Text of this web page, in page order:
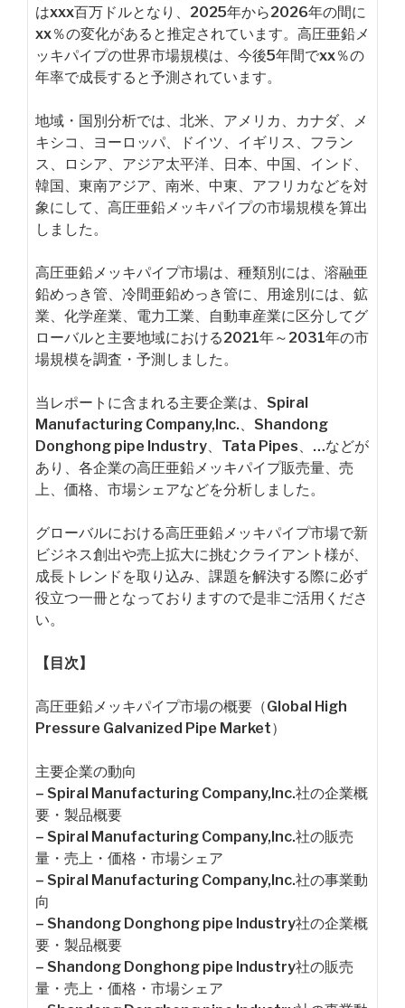
はxxx百万ドルとなり、2025年から2026年の間に
xx％の変化があると推定されています。高圧亜鉛メ
ッキパイプの世界市場規模は、今後5年間でxx％の
年率で成長すると予測されています。
地域・国別分析では、北米、アメリカ、カナダ、メ
キシコ、ヨーロッパ、ドイツ、イギリス、フラン
ス、ロシア、アジア太平洋、日本、中国、インド、
韓国、東南アジア、南米、中東、アフリカなどを対
象にして、高圧亜鉛メッキパイプの市場規模を算出
しました。
高圧亜鉛メッキパイプ市場は、種類別には、溶融亜
鉛めっき管、冷間亜鉛めっき管に、用途別には、鉱
業、化学産業、電力工業、自動車産業に区分してグ
ローバルと主要地域における2021年～2031年の市
場規模を調査・予測しました。
当レポートに含まれる主要企業は、Spiral
Manufacturing Company,Inc.、Shandong
Donghong pipe Industry、Tata Pipes、…などが
あり、各企業の高圧亜鉛メッキパイプ販売量、売
上、価格、市場シェアなどを分析しました。
グローバルにおける高圧亜鉛メッキパイプ市場で新
ビジネス創出や売上拡大に挑むクライアント様が、
成長トレンドを取り込み、課題を解決する際に必ず
役立つ一冊となっておりますので是非ご活用くださ
い。
【目次】
高圧亜鉛メッキパイプ市場の概要（Global High
Pressure Galvanized Pipe Market）
主要企業の動向
– Spiral Manufacturing Company,Inc.社の企業概
要・製品概要
– Spiral Manufacturing Company,Inc.社の販売
量・売上・価格・市場シェア
– Spiral Manufacturing Company,Inc.社の事業動
向
– Shandong Donghong pipe Industry社の企業概
要・製品概要
– Shandong Donghong pipe Industry社の販売
量・売上・価格・市場シェア